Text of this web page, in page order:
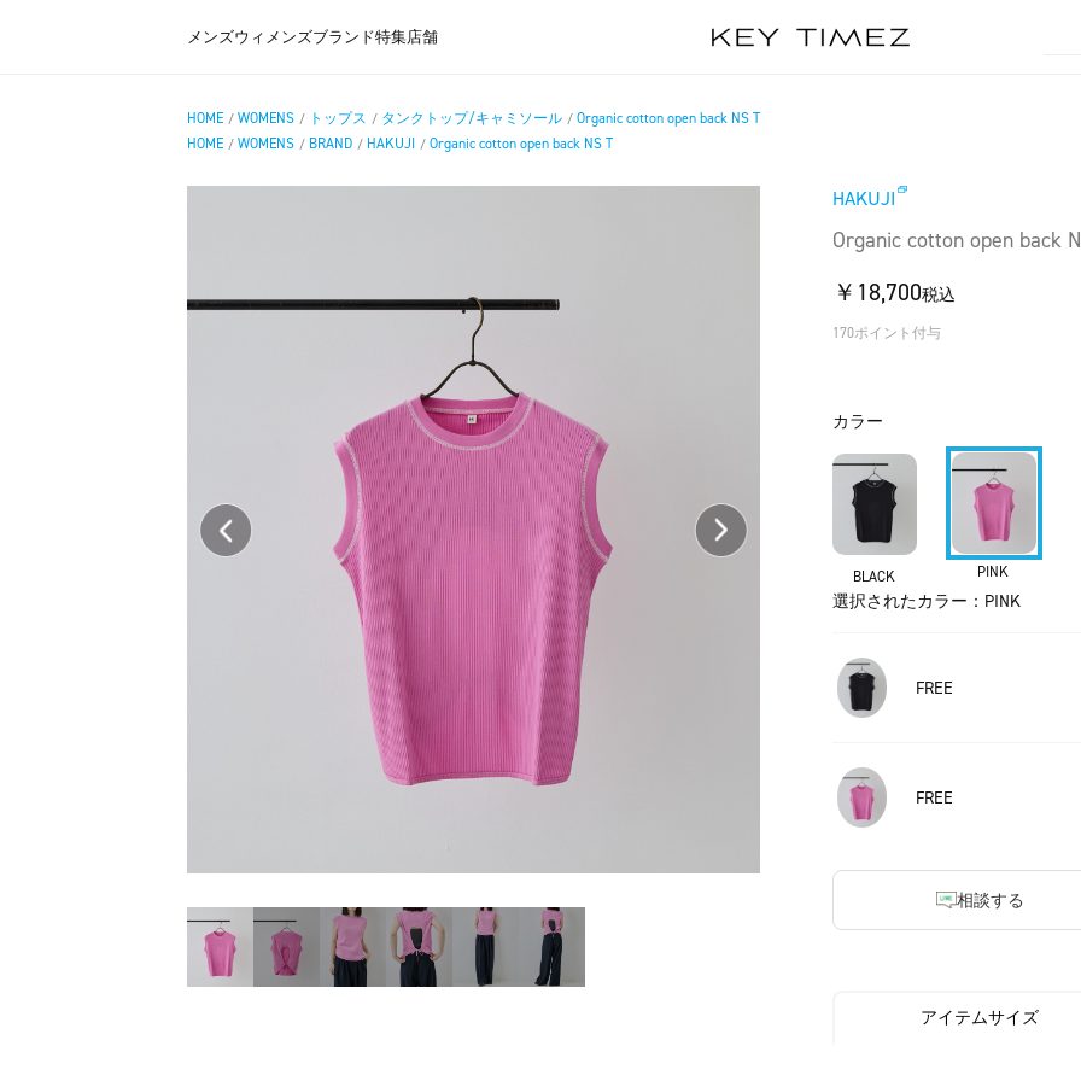
メンズウィメンズブランド特集店舗
HOME / WOMENS / トップス / タンクトップ/キャミソール / Organic cotton open back NS T
HOME / WOMENS / BRAND / HAKUJI / Organic cotton open back NS T
HAKUJI
Organic cotton open back
￥18,700税込
170ポイント付与
カラー
BLACK PINK
選択されたカラー：PINK
FREE
FREE
相談する
アイテムサイズ